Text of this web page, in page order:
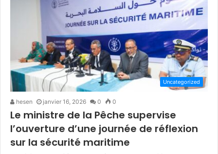
Uncategorized
hesen janvier 16, 2026 0 0
Le ministre de la Pêche supervise
l’ouverture d’une journée de réflexion
sur la sécurité maritime